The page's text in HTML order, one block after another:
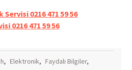
0216 471 59 56
0216 471 59 56
, Elektronik, Faydalı Bilgiler,